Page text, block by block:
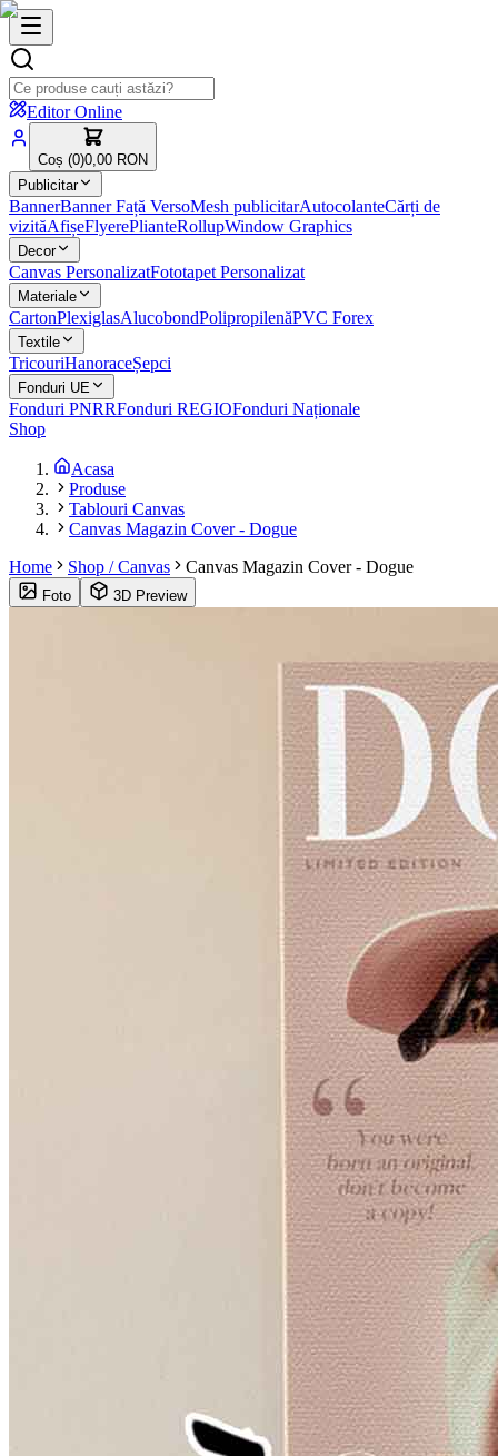
Editor Online
Coș (0)0,00 RON
Publicitar
BannerBanner Față VersoMesh publicitarAutocolanteCărți de
vizităAfișeFlyerePlianteRollupWindow Graphics
Decor
Canvas PersonalizatFototapet Personalizat
Materiale
CartonPlexiglasAlucobondPolipropilenăPVC Forex
Textile
TricouriHanoraceȘepci
Fonduri UE
Fonduri PNRRFonduri REGIOFonduri Naționale
Shop
Acasa
Produse
Tablouri Canvas
Canvas Magazin Cover - Dogue
Home
Shop / Canvas Canvas Magazin Cover - Dogue
Foto 3D Preview